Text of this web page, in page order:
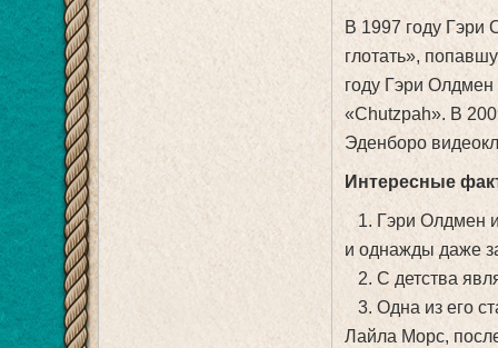
В 1997 году Гэри
глотать»,
году Гэри
«Chutzpah». В
Эденборо
Интересные
1. Гэри Олдмен
и однажды даже
2. С детства
3. Одна из его
Лайла Морс,